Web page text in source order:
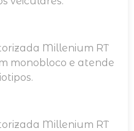
Millenium RT
monobloco e atende
Millenium RT